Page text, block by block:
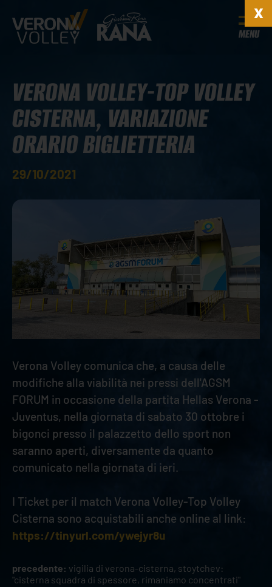
MENU
VERONA VOLLEY-TOP VOLLEY
CISTERNA, VARIAZIONE
ORARIO BIGLIETTERIA
29/10/2021
Verona Volley comunica che, a causa delle
modifiche alla viabilità nei pressi dell'AGSM
FORUM in occasione della partita Hellas Verona -
Juventus, nella giornata di sabato 30 ottobre i
bigonci presso il palazzetto dello sport non
saranno aperti, diversamente da quanto
comunicato nella giornata di ieri.
I Ticket per il match Verona Volley-Top Volley
Cisterna sono acquistabili anche online al link:
https://tinyurl.com/ywejyr8u
precedente: vigilia di verona-cisterna, stoytchev:
"cisterna squadra di spessore, rimaniamo concentrati"